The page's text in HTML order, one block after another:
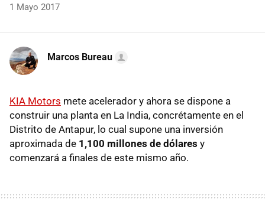
1 Mayo 2017
Marcos Bureau
KIA Motors mete acelerador y ahora se dispone a
construir una planta en La India, concrétamente en el
Distrito de Antapur, lo cual supone una inversión
aproximada de 1,100 millones de dólares y
comenzará a finales de este mismo año.